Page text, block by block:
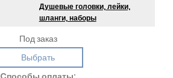
Душевые головки, лейки,
шланги, наборы
Под заказ
Выбрать